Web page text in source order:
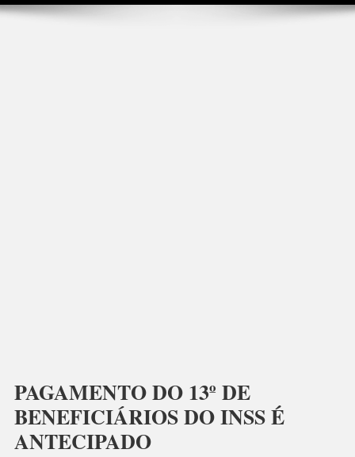
PAGAMENTO DO 13º DE
BENEFICIÁRIOS DO INSS É
ANTECIPADO